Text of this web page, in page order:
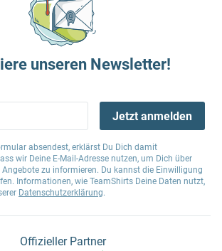
unseren Newsletter!
Jetzt anmelden
absendest, erklärst Du Dich damit
wir Deine E-Mail-Adresse nutzen, um Dich über
Angebote zu informieren. Du kannst die Einwilligung
Informationen, wie TeamShirts Deine Daten nutzt,
Datenschutzerklärung.
Offizieller Partner